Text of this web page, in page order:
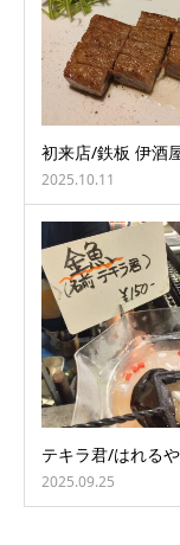
初来店/鉄板 伊酒
2025.10.11
テキラ君/はれるや
2025.09.25